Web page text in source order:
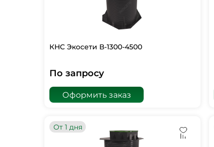
КНС Экосети В-1300-4500
По запросу
Оформить заказ
От 1 дня